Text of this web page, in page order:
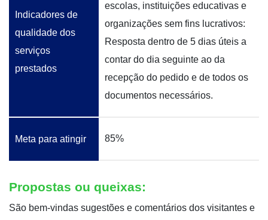
Indicadores de
qualidade dos
serviços
prestados
escolas, instituições educativas e
organizações sem fins lucrativos:
Resposta dentro de 5 dias úteis a
contar do dia seguinte ao da
recepção do pedido e de todos os
documentos necessários.
Meta para atingir 85%
Propostas ou queixas:
São bem-vindas sugestões e comentários dos visitantes e